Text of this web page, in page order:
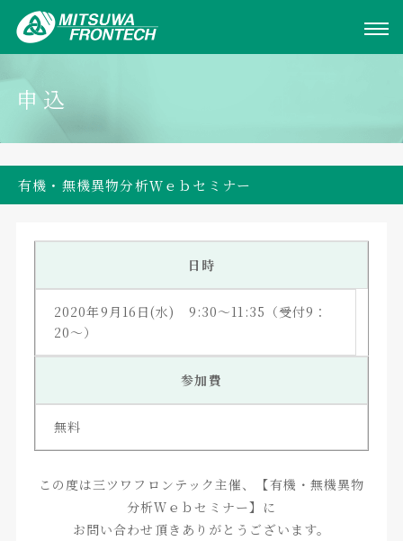
申込
有機・無機異物分析Ｗｅｂセミナー
日時
2020年9月16日(水) 9:30～11:35（受付9：
20～）
参加費
無料
この度は三ツワフロンテック主催、【有機・無機異物
分析Ｗｅｂセミナー】に
お問い合わせ頂きありがとうございます。